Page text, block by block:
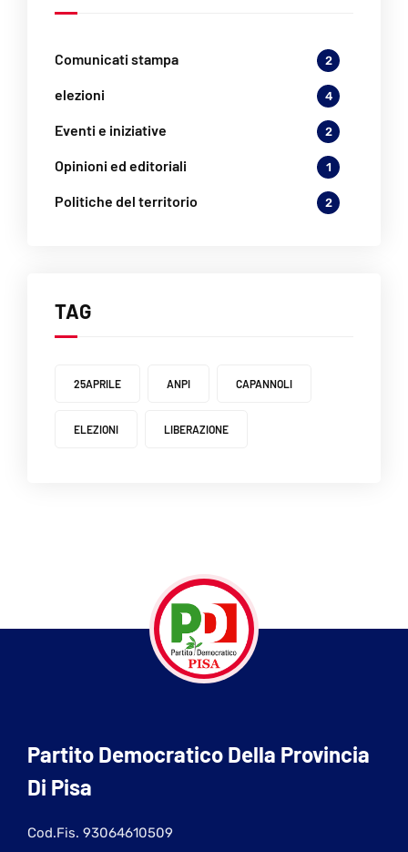
Comunicati stampa 2
elezioni 4
Eventi e iniziative 2
Opinioni ed editoriali 1
Politiche del territorio 2
TAG
25APRILE ANPI CAPANNOLI
ELEZIONI LIBERAZIONE
Partito Democratico Della Provincia
Di Pisa
Cod.Fis. 93064610509